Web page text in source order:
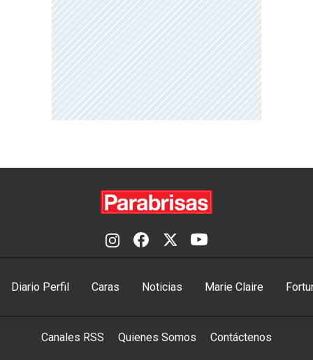
Diario Perfil Caras Noticias Marie Claire
Canales RSS Quienes Somos Contáctenos